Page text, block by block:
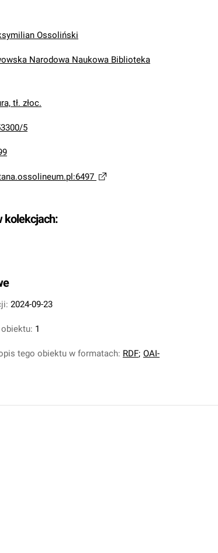
Ossoliński
Narodowa Naukowa Biblioteka
tł. złoc.
5
kolekcjach:
2024-09-23
1
tego obiektu w formatach: RDF; OAI-